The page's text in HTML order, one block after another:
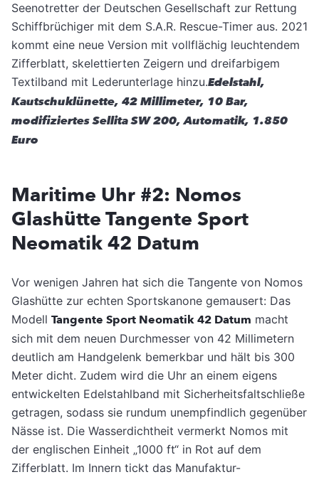
Seenotretter der Deutschen Gesellschaft zur Rettung
Schiffbrüchiger mit dem S.A.R. Rescue-Timer aus. 2021
kommt eine neue Version mit vollflächig leuchtendem
Zifferblatt, skelettierten Zeigern und dreifarbigem
Textilband mit Lederunterlage hinzu.Edelstahl,
Kautschuklünette, 42 Millimeter, 10 Bar,
modifiziertes Sellita SW 200, Automatik, 1.850
Euro
Maritime Uhr #2: Nomos
Glashütte Tangente Sport
Neomatik 42 Datum
Vor wenigen Jahren hat sich die Tangente von Nomos
Glashütte zur echten Sportskanone gemausert: Das
Modell Tangente Sport Neomatik 42 Datum macht
sich mit dem neuen Durchmesser von 42 Millimetern
deutlich am Handgelenk bemerkbar und hält bis 300
Meter dicht. Zudem wird die Uhr an einem eigens
entwickelten Edelstahlband mit Sicherheitsfaltschließe
getragen, sodass sie rundum unempfindlich gegenüber
Nässe ist. Die Wasserdichtheit vermerkt Nomos mit
der englischen Einheit „1000 ft“ in Rot auf dem
Zifferblatt. Im Innern tickt das Manufaktur-